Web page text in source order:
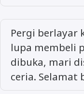
Pergi berlayar
lupa membeli
dibuka, mari
ceria. Selamat